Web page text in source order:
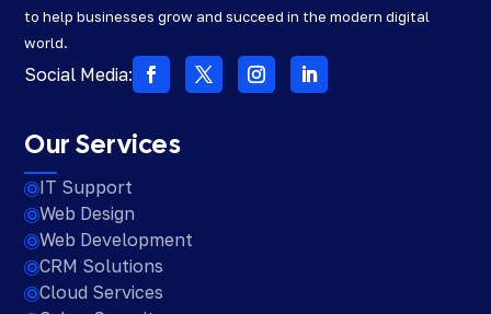
to help businesses grow and succeed in the modern digital
world.
Social Media:
Our Services
IT Support
Web Design
Web Development
CRM Solutions
Cloud Services